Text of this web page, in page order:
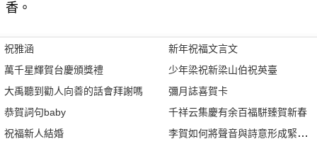
香。
祝雅涵
萬千星輝賀台慶頒獎禮
大禹聽到勸人向善的話會拜謝嗎
恭賀詞句baby
祝福新人結婚
新年祝福文言文
少年梁祝新梁山伯祝英臺
彌月誌喜賀卡
千祥云集慶有余百福駢臻賀新春
李賀如何將聲音與詩意形成緊密